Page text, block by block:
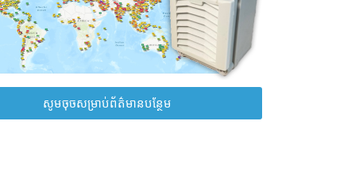
សូមចុចសម្រាប់ព័ត៌មានបន្ថែម